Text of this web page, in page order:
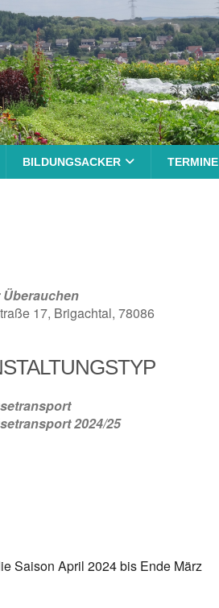
BILDUNGSACKER TERMINE
17, Brigachtal, 78086
2024/25
Saison April 2024 bis Ende März